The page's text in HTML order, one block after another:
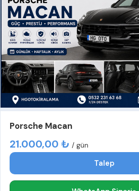
Porsche Macan
21.000,00 ₺ / gün
Talep